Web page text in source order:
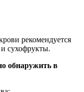
рекомендуется
сухофрукты.
обнаружить в